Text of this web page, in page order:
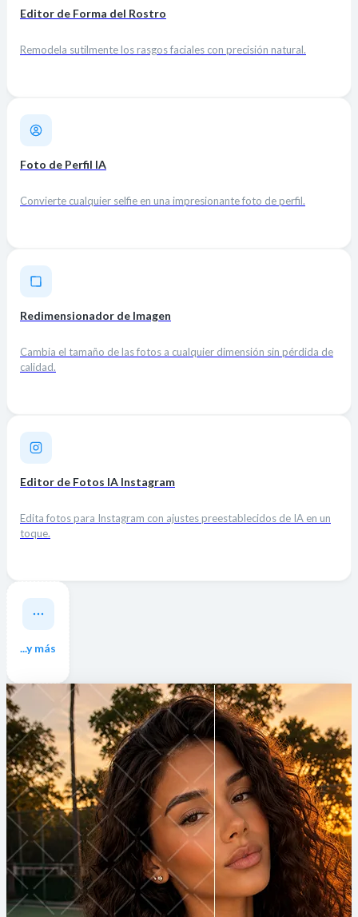
Editor de Forma del Rostro
Remodela sutilmente los rasgos faciales con precisión natural.
Foto de Perfil IA
Convierte cualquier selfie en una impresionante foto de perfil.
Redimensionador de Imagen
Cambia el tamaño de las fotos a cualquier dimensión sin pérdida de
calidad.
Editor de Fotos IA Instagram
Edita fotos para Instagram con ajustes preestablecidos de IA en un
toque.
...y más